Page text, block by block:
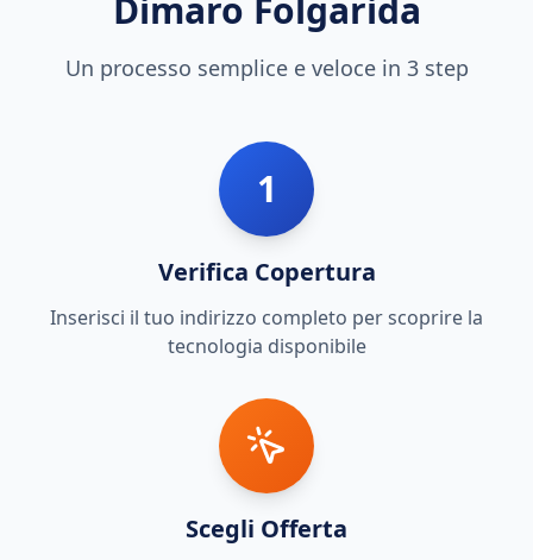
Dimaro Folgarida
Un processo semplice e veloce in 3 step
1
Verifica Copertura
Inserisci il tuo indirizzo completo per scoprire la
tecnologia disponibile
Scegli Offerta